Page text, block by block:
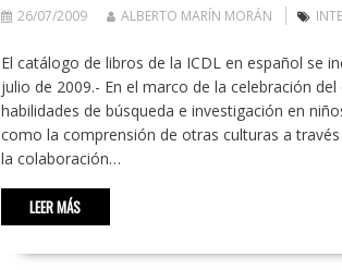
26/07/2009 ALBERTO MARÍN MORÁN
El catálogo de libros de la ICDL en español se
julio de 2009.- En el marco de la celebración
habilidades de búsqueda e investigación en
como la comprensión de otras culturas a
la colaboración…
LEER MÁS